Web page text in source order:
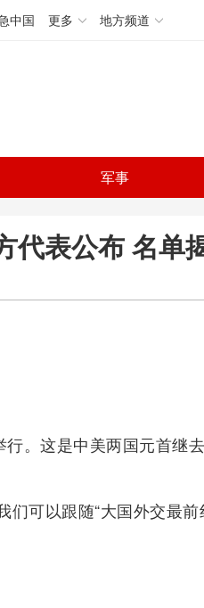
中国 更多 地方频道
军事
代表公布 名单
。这是中美两国元首继
可以跟随“大国外交最